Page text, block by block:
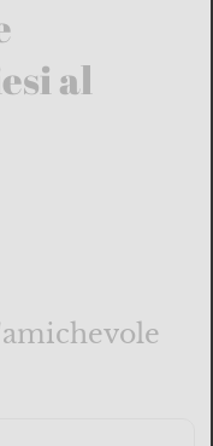
al